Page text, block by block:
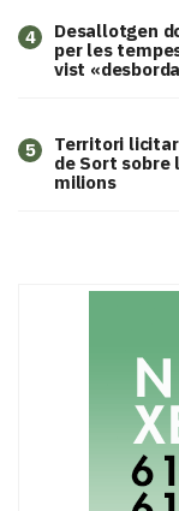
4
​Desallotgen
per les
vist
5
Territori
de Sort sobre
milions